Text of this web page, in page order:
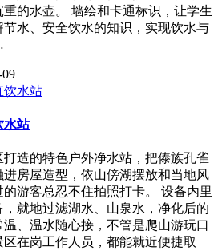
的水壶。 墙绘和卡通标识，让学生
水、安全饮水的知识，实现饮水与
09
水站
造的特色户外净水站，把傣族孔雀
房屋造型，依山傍湖摆放和当地风
游客总忍不住拍照打卡。 设备内里
就地过滤湖水、山泉水，净化后的
、温水随心接，不管是爬山游玩口
在岗工作人员，都能就近便捷取